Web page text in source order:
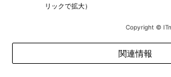
リックで拡大）
Copyright ©
関連情報